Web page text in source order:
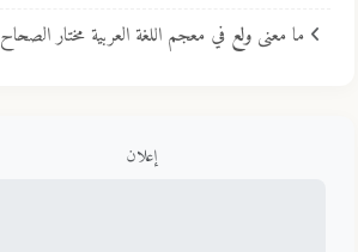
ما معنى ولع في معجم اللغة العربية مختار الصحاح
إعلان